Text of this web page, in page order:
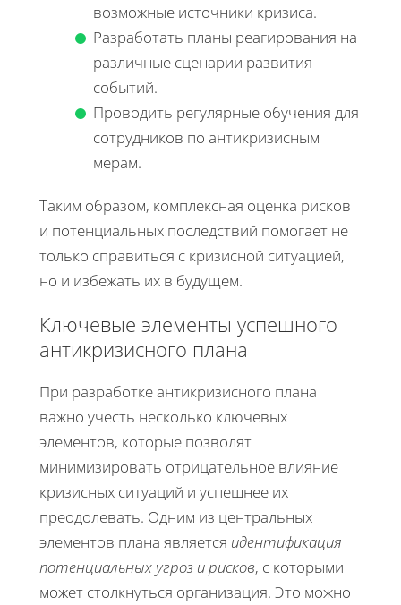
возможные источники кризиса.
Разработать планы реагирования на
различные сценарии развития
событий.
Проводить регулярные обучения для
сотрудников по антикризисным
мерам.
Таким образом, комплексная оценка рисков
и потенциальных последствий помогает не
только справиться с кризисной ситуацией,
но и избежать их в будущем.
Ключевые элементы успешного
антикризисного плана
При разработке антикризисного плана
важно учесть несколько ключевых
элементов, которые позволят
минимизировать отрицательное влияние
кризисных ситуаций и успешнее их
преодолевать. Одним из центральных
элементов плана является идентификация
потенциальных угроз и рисков, с которыми
может столкнуться организация. Это можно